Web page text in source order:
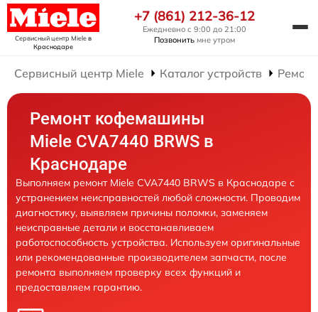
Сервисный центр Mieleв
Краснодаре
+7 (861) 212-36-12
Ежедневно с 9:00 до 21:00
Позвонить мне утром
Сервисный центр Miele Каталог устройств
Ремонт кофемашины
Miele CVA7440 BRWS в
Краснодаре
Выполняем ремонт Miele CVA7440 BRWS в Краснодаре с
устранением неисправностей любой сложности. Проводим
диагностику, выявляем причины поломки, заменяем
неисправные детали и восстанавливаем
работоспособность устройства. Используем оригинальные
или рекомендованные производителем запчасти, после
ремонта выполняем проверку всех функций и
предоставляем гарантию.